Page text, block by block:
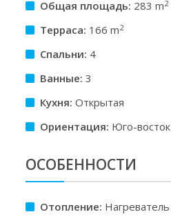
Общая площадь: 283 m2
Терраса: 166 m2
Спальни: 4
Ванные: 3
Кухня: Открытая
Ориентация: Юго-восток
ОСОБЕННОСТИ
Отопление: Нагреватель